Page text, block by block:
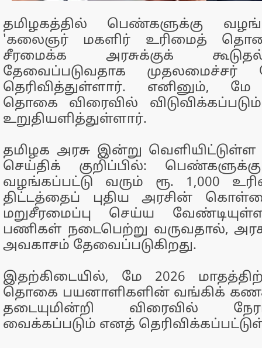
தமிழகத்தில் பெண்களுக்கு
'கலைஞர் மகளிர் உரிமைத்
சீரமைக்க அரசுக்குக்
தேவைப்படுவதாக
தெரிவித்துள்ளார். எனினும், மே
தொகை விரைவில்
உறுதியளித்துள்ளார்.
தமிழக அரசு இன்று வெளியிட்டுள்ள
செய்திக் குறிப்பில்:
வழங்கப்பட்டு வரும் ரூ. 1,000
திட்டத்தைப் புதிய அரசின்
மறுசீரமைப்பு செய்ய
பணிகள் நடைபெற்று வருவதால்,
அவகாசம் தேவைப்படுகிறது.
இதற்கிடையில், மே 2026
தொகை பயனாளிகளின் வங்கிக்
தடையுமின்றி விரைவில்
வைக்கப்படும் எனத்